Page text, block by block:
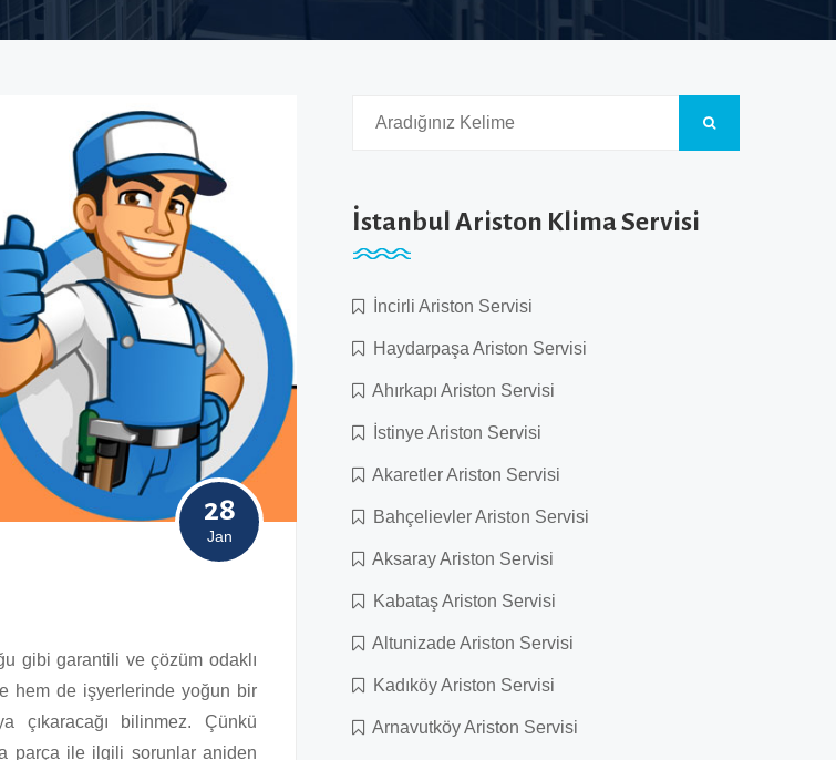
28
Jan
gibi garantili ve çözüm odaklı
hem de işyerlerinde yoğun bir
çıkaracağı bilinmez. Çünkü
parça ile ilgili sorunlar aniden
İstanbul Ariston Klima Servisi
İncirli Ariston Servisi
Haydarpaşa Ariston Servisi
Ahırkapı Ariston Servisi
İstinye Ariston Servisi
Akaretler Ariston Servisi
Bahçelievler Ariston Servisi
Aksaray Ariston Servisi
Kabataş Ariston Servisi
Altunizade Ariston Servisi
Kadıköy Ariston Servisi
Arnavutköy Ariston Servisi